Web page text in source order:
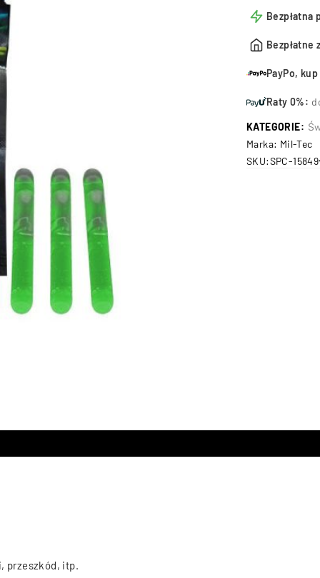
Bezpłatna
Bezpłatne
PayPo,
Raty 0%:
KATEGORIE:
Marka: Mil-Tec
SKU:SPC-15849
przeszkód, itp.